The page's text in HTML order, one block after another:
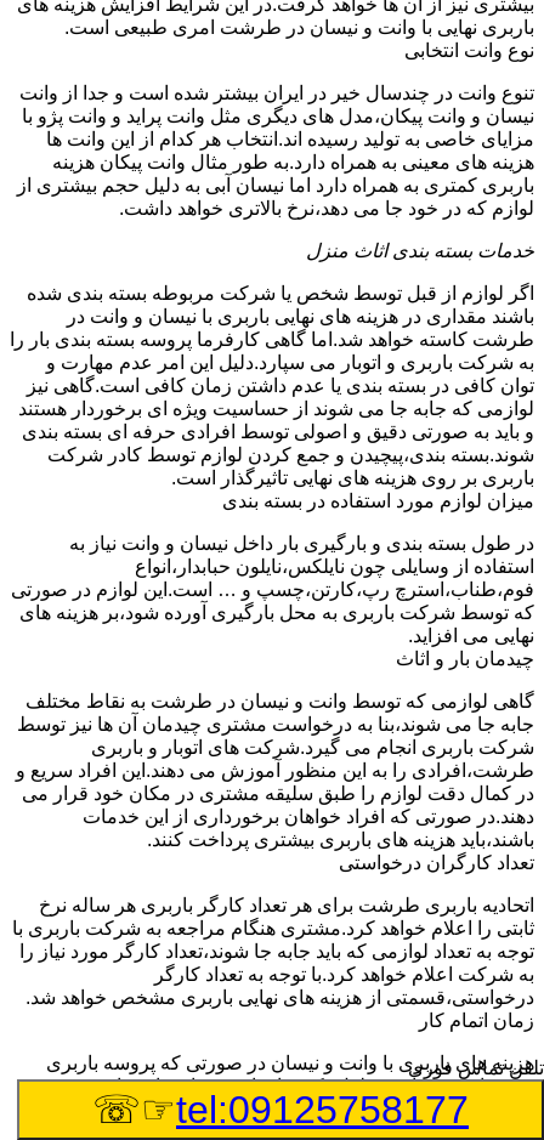
باربری نهایی با وانت و نیسان در طرشت امری طبیعی است.
نوع وانت انتخابی
تنوع وانت در چندسال خیر در ایران بیشتر شده است و جدا از وانت
نیسان و وانت پیکان،مدل های دیگری مثل وانت پراید و وانت پژو با
مزایای خاصی به تولید رسیده اند.انتخاب هر کدام از این وانت ها
هزینه های معینی به همراه دارد.به طور مثال وانت پیکان هزینه
باربری کمتری به همراه دارد اما نیسان آبی به دلیل حجم بیشتری از
لوازم که در خود جا می دهد،نرخ بالاتری خواهد داشت.
خدمات بسته بندی اثاث منزل
اگر لوازم از قبل توسط شخص یا شرکت مربوطه بسته بندی شده
باشند مقداری در هزینه های نهایی باربری با نیسان و وانت در
طرشت کاسته خواهد شد.اما گاهی کارفرما پروسه بسته بندی بار را
به شرکت باربری و اتوبار می سپارد.دلیل این امر عدم مهارت و
توان کافی در بسته بندی یا عدم داشتن زمان کافی است.گاهی نیز
لوازمی که جابه جا می شوند از حساسیت ویژه ای برخوردار هستند
و باید به صورتی دقیق و اصولی توسط افرادی حرفه ای بسته بندی
شوند.بسته بندی،پیچیدن و جمع کردن لوازم توسط کادر شرکت
باربری بر روی هزینه های نهایی تاثیرگذار است.
میزان لوازم مورد استفاده در بسته بندی
در طول بسته بندی و بارگیری بار داخل نیسان و وانت نیاز به
استفاده از وسایلی چون نایلکس،نایلون حبابدار،انواع
فوم،طناب،استرچ رپ،کارتن،چسپ و … است.این لوازم در صورتی
که توسط شرکت باربری به محل بارگیری آورده شود،بر هزینه های
نهایی می افزاید.
چیدمان بار و اثاث
گاهی لوازمی که توسط وانت و نیسان در طرشت به نقاط مختلف
جابه جا می شوند،بنا به درخواست مشتری چیدمان آن ها نیز توسط
شرکت باربری انجام می گیرد.شرکت های اتوبار و باربری
طرشت،افرادی را به این منظور آموزش می دهند.این افراد سریع و
در کمال دقت لوازم را طبق سلیقه مشتری در مکان خود قرار می
دهند.در صورتی که افراد خواهان برخورداری از این خدمات
باشند،باید هزینه های باربری بیشتری پرداخت کنند.
تعداد کارگران درخواستی
اتحادیه باربری طرشت برای هر تعداد کارگر باربری هر ساله نرخ
ثابتی را اعلام خواهد کرد.مشتری هنگام مراجعه به شرکت باربری با
توجه به تعداد لوازمی که باید جابه جا شوند،تعداد کارگر مورد نیاز را
به شرکت اعلام خواهد کرد.با توجه به تعداد کارگر
درخواستی،قسمتی از هزینه های نهایی باربری مشخص خواهد شد.
زمان اتمام کار
هزینه های باربری با وانت و نیسان در صورتی که پروسه باربری
بیشتر از سه ساعت طول بکشد،افزایش خواهد یافت.این مدت
زمان به صورت استادندارد توسط اتحادیه باربری تعیین شده
است.عواملی مثل آب وهوا،ترافیک،شرایط جغرافیایی مبدا یا حجم
تلفن تماس فوری
tel:09125758177
☞☏